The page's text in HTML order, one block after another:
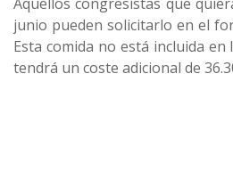
junio pueden solicitarlo en el
Esta comida no está incluida
tendrá un coste adicional de